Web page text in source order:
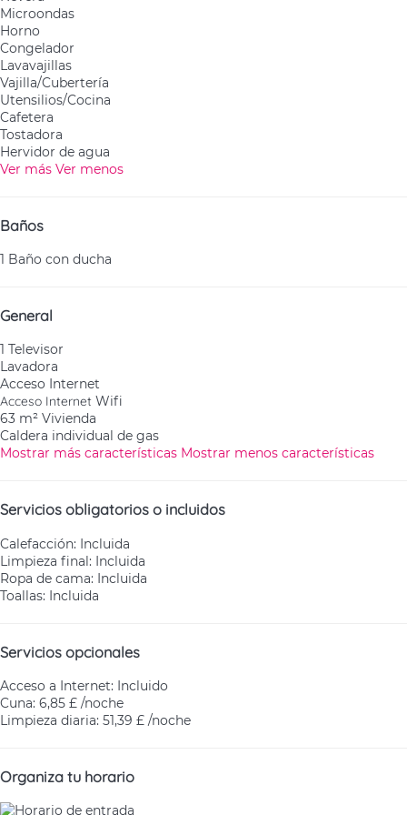
Microondas
Horno
Congelador
Lavavajillas
Vajilla/Cubertería
Utensilios/Cocina
Cafetera
Tostadora
Hervidor de agua
Ver más Ver menos
Baños
1 Baño con ducha
General
1 Televisor
Lavadora
Acceso Internet
Acceso Internet Wifi
63 m² Vivienda
Caldera individual de gas
Mostrar más características Mostrar menos características
Servicios obligatorios o incluidos
Calefacción: Incluida
Limpieza final: Incluida
Ropa de cama: Incluida
Toallas: Incluida
Servicios opcionales
Acceso a Internet: Incluido
Cuna: 6,85 £ /noche
Limpieza diaria: 51,39 £ /noche
Organiza tu horario